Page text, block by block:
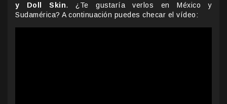
y Doll Skin. ¿Te gustaría verlos en México y
Sudamérica? A continuación puedes checar el vídeo: